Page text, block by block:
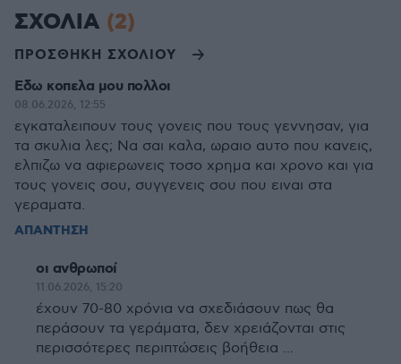
ΣΧΟΛΙΑ (2)
ΠΡΟΣΘΗΚΗ ΣΧΟΛΙΟΥ
Εδω κοπελα μου πολλοι
08.06.2026, 12:55
εγκαταλειπουν τους γονεις που τους γεννησαν, για
τα σκυλια λες; Να σαι καλα, ωραιο αυτο που κανεις,
ελπιζω να αφιερωνεις τοσο χρημα και χρονο και για
τους γονεις σου, συγγενεις σου που ειναι στα
γεραματα.
ΑΠΑΝΤΗΣΗ
οι ανθρωποί
11.06.2026, 15:20
έχουν 70-80 χρόνια να σχεδιάσουν πως θα
περάσουν τα γεράματα, δεν χρειάζονται στις
περισσότερες περιπτώσεις βοήθεια ...